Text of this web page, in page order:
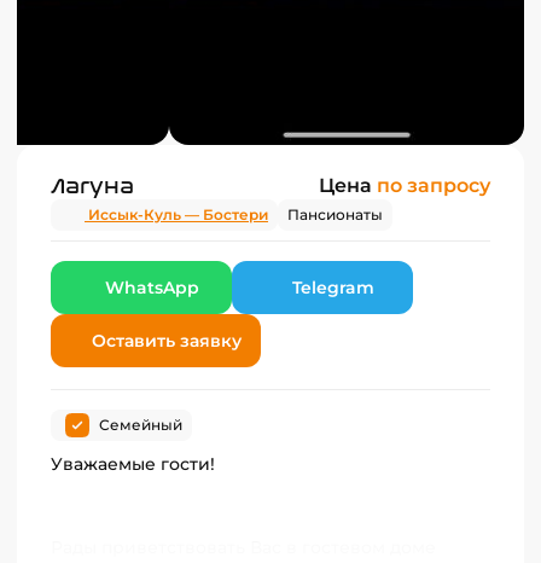
Лагуна Цена по запросу
Иссык-Куль — Бостери Пансионаты
WhatsApp Telegram
Оставить заявку
Семейный
Уважаемые гости!